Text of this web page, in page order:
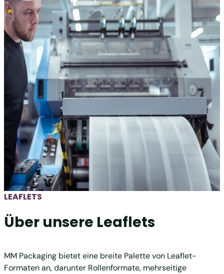
LEAFLETS
Über unsere Leaflets
MM Packaging bietet eine breite Palette von Leaflet-
Formaten an, darunter Rollenformate, mehrseitige